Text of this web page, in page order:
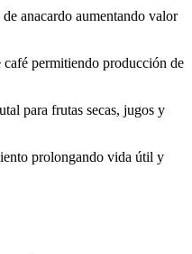
anacardo aumentando valor
permitiendo producción de
para frutas secas, jugos y
prolongando vida útil y